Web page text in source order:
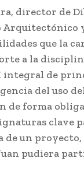
director de
Arquitectónico
que la
a la
integral de
del uso
de forma
clave
un proyecto,
pudiera